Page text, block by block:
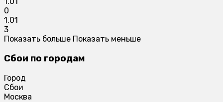
0
1.01
3
Показать больше Показать меньше
Сбои по городам
Город
Сбои
Москва